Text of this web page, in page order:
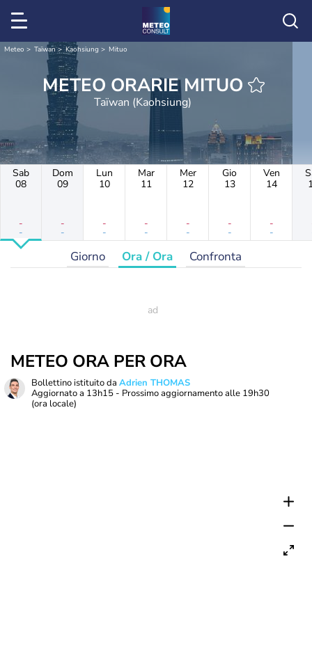
Meteo Taïwan Kaohsiung Mituo
METEO ORARIE MITUO
Taïwan (Kaohsiung)
Sab
08
-
-
Dom
09
-
-
Lun
10
-
-
Mar
11
-
-
Mer
12
-
-
Gio
13
-
-
Ven
14
-
-
Giorno Ora / Ora Confronta
METEO ORA PER ORA
Bollettino istituito da Adrien THOMAS
Aggiornato a 13h15 - Prossimo aggiornamento alle 19h30
(ora locale)